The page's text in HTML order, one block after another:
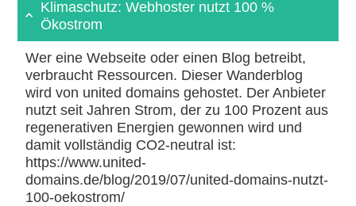
Klimaschutz: Webhoster nutzt 100 %
Ökostrom
Wer eine Webseite oder einen Blog betreibt,
verbraucht Ressourcen. Dieser Wanderblog
wird von united domains gehostet. Der Anbieter
nutzt seit Jahren Strom, der zu 100 Prozent aus
regenerativen Energien gewonnen wird und
damit vollständig CO2-neutral ist:
https://www.united-
domains.de/blog/2019/07/united-domains-nutzt-
100-oekostrom/